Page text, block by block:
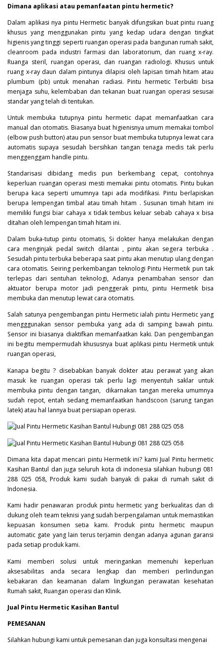
Dimana aplikasi atau pemanfaatan pintu hermetic?
Dalam aplikasi nya pintuHermetic banyak difungsikan buat pintu ruang
khusus yang menggunakan pintu yang kedap udara dengan tingkat
higienis yang tinggi seperti ruangan operasi pada bangunan rumah sakit,
cleanroom pada industri farmasi dan laboratorium, dan ruang x-ray.
Ruanga steril, ruangan operasi, dan ruangan radiologi. Khusus untuk
ruang x-ray daun dalam pintunya dilapisi oleh lapisan timah hitam atau
plumbum (pb) untuk menahan radiasi. Pintu hermetic Terbukti bisa
menjaga suhu, kelembaban dan tekanan buat ruangan operasi sesusai
standar yang telah di tentukan.
Untuk membuka tutupnya pintu hermetic dapat memanfaatkan cara
manual dan otomatis. Biasanya buat higienisnya umum memakai tombol
(elbow push button) atau pun sensor buat membuka tutupnya lewat cara
automatis supaya sesudah bersihkan tangan tenaga medis tak perlu
menggenggam handle pintu.
Standarisasi dibidang medis pun berkembang cepat, contohnya
keperluan ruangan operasi mesti memakai pintu otomatis. Pintu bukan
berupa kaca seperti umumnya tapi ada modifikasi. Pintu berlapiskan
berupa lempengan timbal atau timah hitam . Susunan timah hitam ini
memiliki fungsi biar cahaya x tidak tembus keluar sebab cahaya x bisa
ditahan oleh lempengan timah hitam ini.
Dalam buka-tutup pintu otomatis, Si dokter hanya melakukan dengan
cara menginjak pedal switch dilantai , pintu akan segera terbuka .
Sesudah pintu terbuka beberapa saat pintu akan menutup ulang dengan
cara otomatis. Seiring perkembangan teknologi Pintu Hermetik pun tak
terlepas dari sentuhan teknologi, Adanya penambahan sensor dan
aktuator berupa motor jadi penggerak pintu, pintu Hermetik bisa
membuka dan menutup lewat cara otomatis.
Salah satunya pengembangan pintu Hermetic ialah pintu Hermetic yang
mengggunakan sensor pembuka yang ada di samping bawah pintu.
Sensor ini biasanya diaktifkan memanfaatkan kaki. Dan pengembangan
ini begitu mempermudah khususnya buat aplikasi pintu Hermetik untuk
ruangan operasi,
Kanapa begitu ? disebabkan banyak dokter atau perawat yang akan
masuk ke ruangan operasi tak perlu lagi menyentuh saklar untuk
membuka pintu dengan tangan, dikarnakan tangan mereka umumnya
sudah repot, entah sedang memanfaatkan handscoon (sarung tangan
latek) atau hal lannya buat persiapan operasi.
Dimana kita dapat mencari pintu Hermetik ini? kami Jual Pintu hermetic
Kasihan Bantul dan juga seluruh kota di indonesia silahkan hubungi 081
288 025 058, Produk kami sudah banyak di pakai di rumah sakit di
Indonesia.
Kami hadir penawaran produk pintu hermetic yang berkualitas dan di
dukung oleh team teknisi yang sudah berpengalaman untuk memastikan
kepuasan konsumen setia kami. Produk pintu hermetic maupun
automatic gate yang lain terus terjamin dengan adanya agunan garansi
pada setiap produk kami.
Kami memberi solusi untuk meringankan memenuhi keperluan
aksesabilitas anda secara lengkap dan memberi perlindungan
kebakaran dan keamanan dalam lingkungan perawatan kesehatan
Rumah sakit, Ruangan operasi dan Klinik.
Jual Pintu Hermetic Kasihan Bantul
PEMESANAN
Silahkan hubungi kami untuk pemesanan dan juga konsultasi mengenai